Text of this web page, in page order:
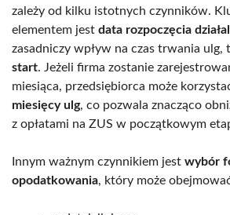
zależy od kilku istotnych czynników.
elementem jest data rozpoczęcia
zasadniczy wpływ na czas trwania ulg,
start. Jeżeli firma zostanie
miesiąca, przedsiębiorca może
miesięcy ulg, co pozwala znacząco
z opłatami na ZUS w początkowym
Innym ważnym czynnikiem jest wybór
opodatkowania, który może